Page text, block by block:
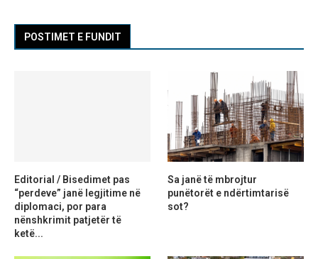
POSTIMET E FUNDIT
Editorial / Bisedimet pas
“perdeve” janë legjitime në
diplomaci, por para
nënshkrimit patjetër të
ketë...
Sa janë të mbrojtur
punëtorët e ndërtimtarisë
sot?